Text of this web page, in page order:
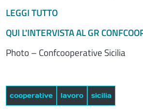
LEGGI TUTTO
QUI L'INTERVISTA AL GR
Photo – Confcooperative Sicilia
cooperative lavoro sicilia